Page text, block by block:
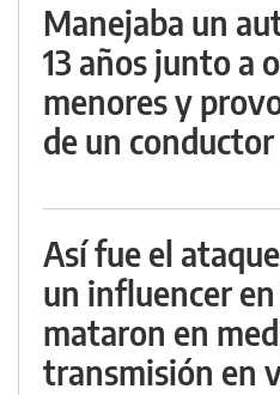
Manejaba un
13 años junto a
menores y
de un conductor
Así fue el
un influencer
mataron en
transmisión en